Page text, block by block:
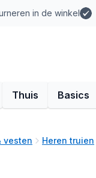
in de winkel
Thuis Basics
vesten Heren truien